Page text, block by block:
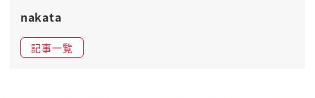
あーじゃあダメだよじゃあこの給与待遇だよってい
がちだったねそういうふうに仕事内容とか
nakata
記事一覧